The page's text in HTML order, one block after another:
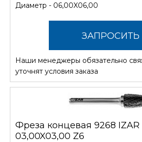
Диаметр - 06,00X06,00
ЗАПРОСИТЬ
СТОИМОСТЬ
Наши менеджеры обязательно
уточнят условия заказа
Фреза концевая 9268 IZAR
03,00X03,00 Z6